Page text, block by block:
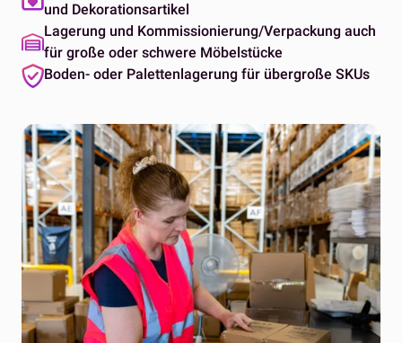
und Dekorationsartikel
Lagerung und Kommissionierung/Verpackung auch
für große oder schwere Möbelstücke
Boden- oder Palettenlagerung für übergroße SKUs